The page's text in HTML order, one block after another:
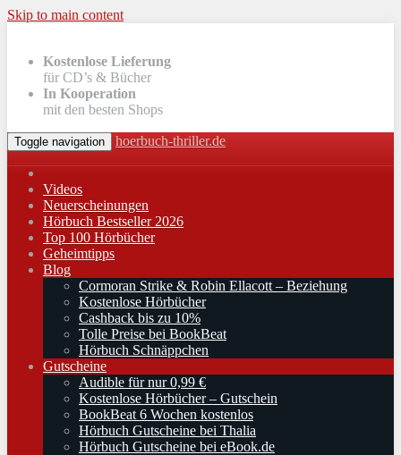
Skip to main content
Kostenlose Lieferung
für CD’s & Bücher
In Kooperation
mit den besten Shops
Toggle navigation hoerbuch-thriller.de
Videos
Neuerscheinungen
Hörbuch Bestseller 2026
Top 100 Hörbücher
Geheimtipps
Blog
Cormoran Strike & Robin Ellacott – Beziehung
Kostenlose Hörbücher
Cashback bis zu 10%
Tolle Preise bei BookBeat
Hörbuch Schnäppchen
Gutscheine
Audible für nur 0,99 €
Kostenlose Hörbücher – Gutschein
BookBeat 6 Wochen kostenlos
Hörbuch Gutscheine bei Thalia
Hörbuch Gutscheine bei eBook.de